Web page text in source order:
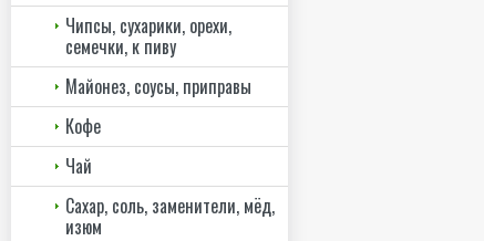
Чипсы, сухарики, орехи,
семечки, к пиву
Майонез, соусы, приправы
Кофе
Чай
Сахар, соль, заменители, мёд,
изюм